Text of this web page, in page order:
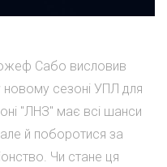
Сабо висловив
сезоні УПЛ для
"ЛНЗ" має всі шанси
й поборотися за
Чи стане ця